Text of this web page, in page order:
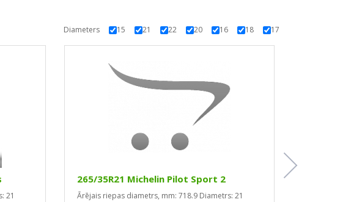
Diameters 15 21 22 20 16 18 17
21
265/35R21 Michelin Pilot Sport 2
Ārējais riepas diametrs, mm: 718.9 Diametrs: 21